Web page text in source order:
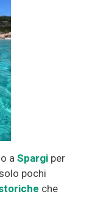
a Spargi per
pochi
che